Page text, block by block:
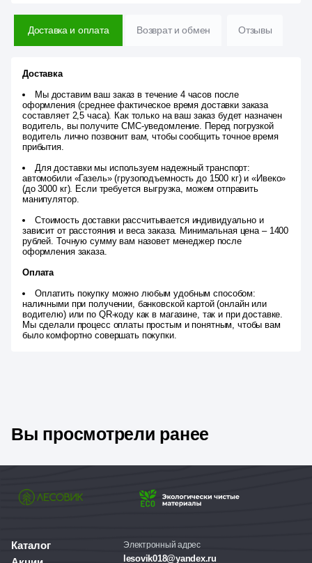
Доставка и оплата Возврат и обмен Отзывы
Доставка
Мы доставим ваш заказ в течение 4 часов после
оформления (среднее фактическое время доставки заказа
составляет 2,5 часа). Как только на ваш заказ будет назначен
водитель, вы получите СМС-уведомление. Перед погрузкой
водитель лично позвонит вам, чтобы сообщить точное время
прибытия.
Для доставки мы используем надежный транспорт:
автомобили «Газель» (грузоподъемность до 1500 кг) и «Ивеко»
(до 3000 кг). Если требуется выгрузка, можем отправить
манипулятор.
Стоимость доставки рассчитывается индивидуально и
зависит от расстояния и веса заказа. Минимальная цена – 1400
рублей. Точную сумму вам назовет менеджер после
оформления заказа.
Оплата
Оплатить покупку можно любым удобным способом:
наличными при получении, банковской картой (онлайн или
водителю) или по QR-коду как в магазине, так и при доставке.
Мы сделали процесс оплаты простым и понятным, чтобы вам
было комфортно совершать покупки.
Вы просмотрели ранее
Каталог
Электронный адрес
lesovik018@yandex.ru